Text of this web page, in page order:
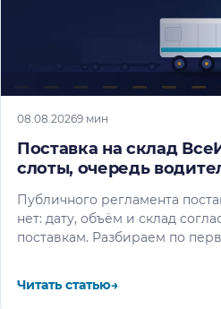
08.08.20269 мин
Поставка на склад
слоты, очередь
Публичного регламента
нет: дату, объём и склад
поставкам. Разбираем по
Читать статью→